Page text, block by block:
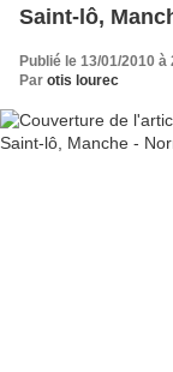
Saint-lô,
Publié le 13/01/2010 à
Par otis lourec